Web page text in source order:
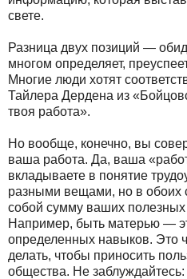
свете.
Разница двух позиций —
многом определяет,
Многие люди хотят
Тайлера Дердена из
твоя работа».
Но вообще, конечно, вы
ваша работа. Да, ваша
вкладываете в понятие
разными вещами, но в обоих
собой сумму ваших
Например, быть матерью —
определенных навыков. Это
делать, чтобы приносить
общества. Не